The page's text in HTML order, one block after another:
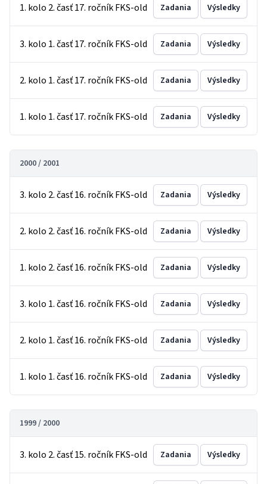
1. kolo 2. časť 17. ročník FKS-old Zadania Výsledky
3. kolo 1. časť 17. ročník FKS-old Zadania Výsledky
2. kolo 1. časť 17. ročník FKS-old Zadania Výsledky
1. kolo 1. časť 17. ročník FKS-old Zadania Výsledky
2000 / 2001
3. kolo 2. časť 16. ročník FKS-old Zadania Výsledky
2. kolo 2. časť 16. ročník FKS-old Zadania Výsledky
1. kolo 2. časť 16. ročník FKS-old Zadania Výsledky
3. kolo 1. časť 16. ročník FKS-old Zadania Výsledky
2. kolo 1. časť 16. ročník FKS-old Zadania Výsledky
1. kolo 1. časť 16. ročník FKS-old Zadania Výsledky
1999 / 2000
3. kolo 2. časť 15. ročník FKS-old Zadania Výsledky